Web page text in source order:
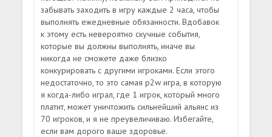
забывать заходить в игру каждые 2 часа, чтобы
выполнять ежедневные обязанности. Вдобавок
к этому есть невероятно скучные события,
которые вы должны выполнять, иначе вы
никогда не сможете даже близко
конкурировать с другими игроками. Если этого
недостаточно, то это самая p2w игра, в которую
я когда-либо играл, где 1 игрок, который много
платит, может уничтожить сильнейший альянс из
70 игроков, и я не преувеличиваю. Избегайте,
если вам дорого ваше здоровье.